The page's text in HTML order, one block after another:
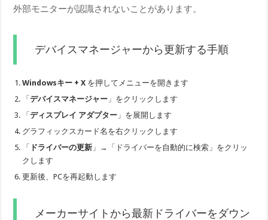
外部モニターが認識されないことがあります。
デバイスマネージャーから更新する手順
Windowsキー + X を押してメニューを開きます
「デバイスマネージャー 」をクリックします
「ディスプレイ アダプター 」を展開します
グラフィックスカード名を右クリックします
「 ドライバーの更新 」→「ドライバーを自動的に検索」をクリッ
クします
更新後、PCを再起動します
メーカーサイトから最新ドライバーをダウン